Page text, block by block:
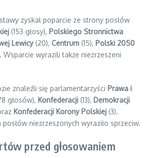
zyskał poparcie ze strony posłów
(153 głosy), Polskiego Stronnictwa
Lewicy(20), Centrum (15), Polski 2050
Wsparcie wyrazili także niezrzeszeni
znaleźli się parlamentarzyści Prawa i
głosów), Konfederacji (13), Demokracji
Konfederacji Korony Polskiej (3).
niezrzeszonych wyraziło sprzeciw.
przed głosowaniem